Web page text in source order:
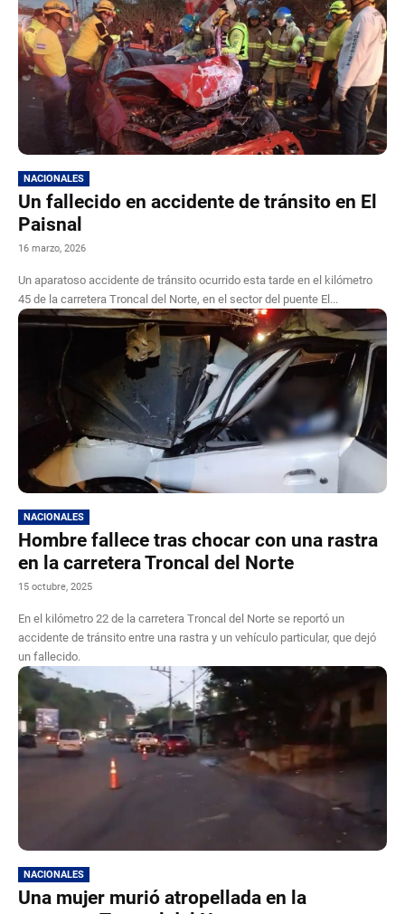
NACIONALES
Un fallecido en accidente de tránsito en El
Paisnal
16 marzo, 2026
Un aparatoso accidente de tránsito ocurrido esta tarde en el kilómetro
45 de la carretera Troncal del Norte, en el sector del puente El...
NACIONALES
Hombre fallece tras chocar con una rastra
en la carretera Troncal del Norte
15 octubre, 2025
En el kilómetro 22 de la carretera Troncal del Norte se reportó un
accidente de tránsito entre una rastra y un vehículo particular, que dejó
un fallecido.
NACIONALES
Una mujer murió atropellada en la